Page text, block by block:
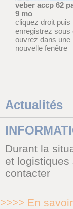
veber accp 62
9 mo
cliquez droit puis
enregistrez sous
ouvrez dans une
nouvelle fenêtre
Actualités
Durant la
et logistiques
contacter
>>>> En